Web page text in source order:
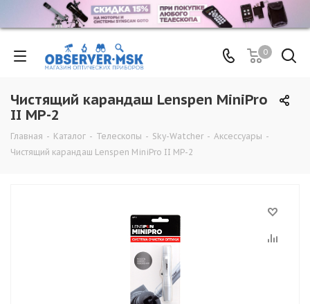
0
Чистящий карандаш Lenspen MiniPro
II MP-2
Главная - Каталог - Телескопы - Sky-Watcher - Аксессуары -
Чистящий карандаш Lenspen MiniPro II MP-2